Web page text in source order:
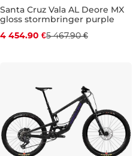
Zľava -19 %
Darček
Santa Cruz Vala AL Deore MX
gloss stormbringer purple
4 454.90 €5 467.90 €